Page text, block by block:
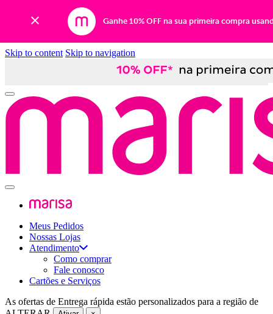
Ganhe 10% OFF na sua primeira compra
Skip to content Skip to navigation
Meus Pedidos
Nossas Lojas
Atendimento
Como comprar
Fale conosco
Cartões e Serviços
As ofertas de Entrega rápida estão personalizados para a região de